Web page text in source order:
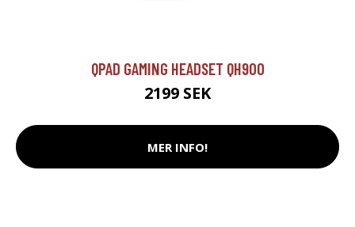
QPAD GAMING HEADSET QH900
2199 SEK
MER INFO!